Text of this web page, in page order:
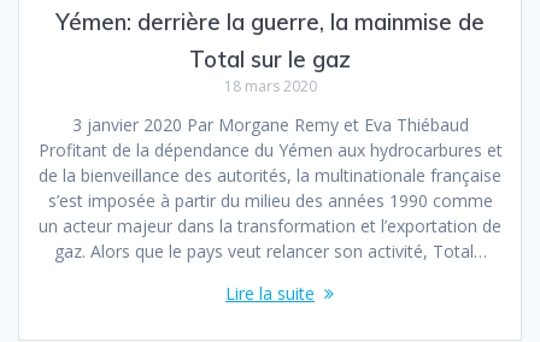
Yémen: derrière la guerre, la mainmise de
Total sur le gaz
18 mars 2020
3 janvier 2020 Par Morgane Remy et Eva Thiébaud
Profitant de la dépendance du Yémen aux hydrocarbures et
de la bienveillance des autorités, la multinationale française
s’est imposée à partir du milieu des années 1990 comme
un acteur majeur dans la transformation et l’exportation de
gaz. Alors que le pays veut relancer son activité, Total…
Lire la suite